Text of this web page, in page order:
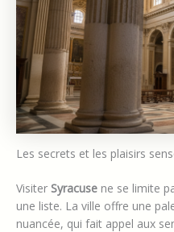
Les secrets et les plaisirs
Visiter Syracuse ne se limite
une liste. La ville offre une
nuancée, qui fait appel aux